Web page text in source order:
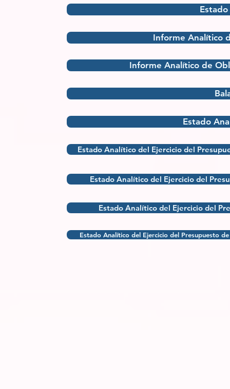
Informe Analítico
Informe Analítico de
Estado
Estado Analítico del Ejercicio del
Estado Analítico del Ejercicio del
Estado Analítico del Ejercicio del
Estado Analítico del Ejercicio del Presupuesto